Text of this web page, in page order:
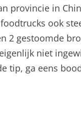
provincie in
ook
2 gestoomde
niet
tip, ga eens